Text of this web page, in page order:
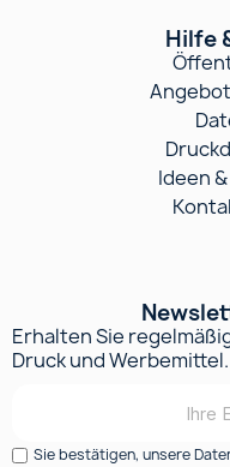
Hilfe
Ideen
Erhalten Sie
Druck und Werbemittel.
Sie bestätigen, unsere